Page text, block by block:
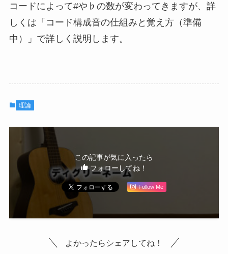
コードによって#や♭の数が変わってきますが、詳
しくは「コード構成音の仕組みと覚え方（準備
中）」で詳しく説明します。
理論
この記事が気に入ったら
フォローしてね！
Follow Me
よかったらシェアしてね！